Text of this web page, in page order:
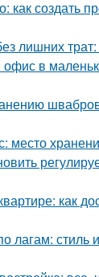
как создать
лишних трат:
офис в
место
как
лагам: стиль